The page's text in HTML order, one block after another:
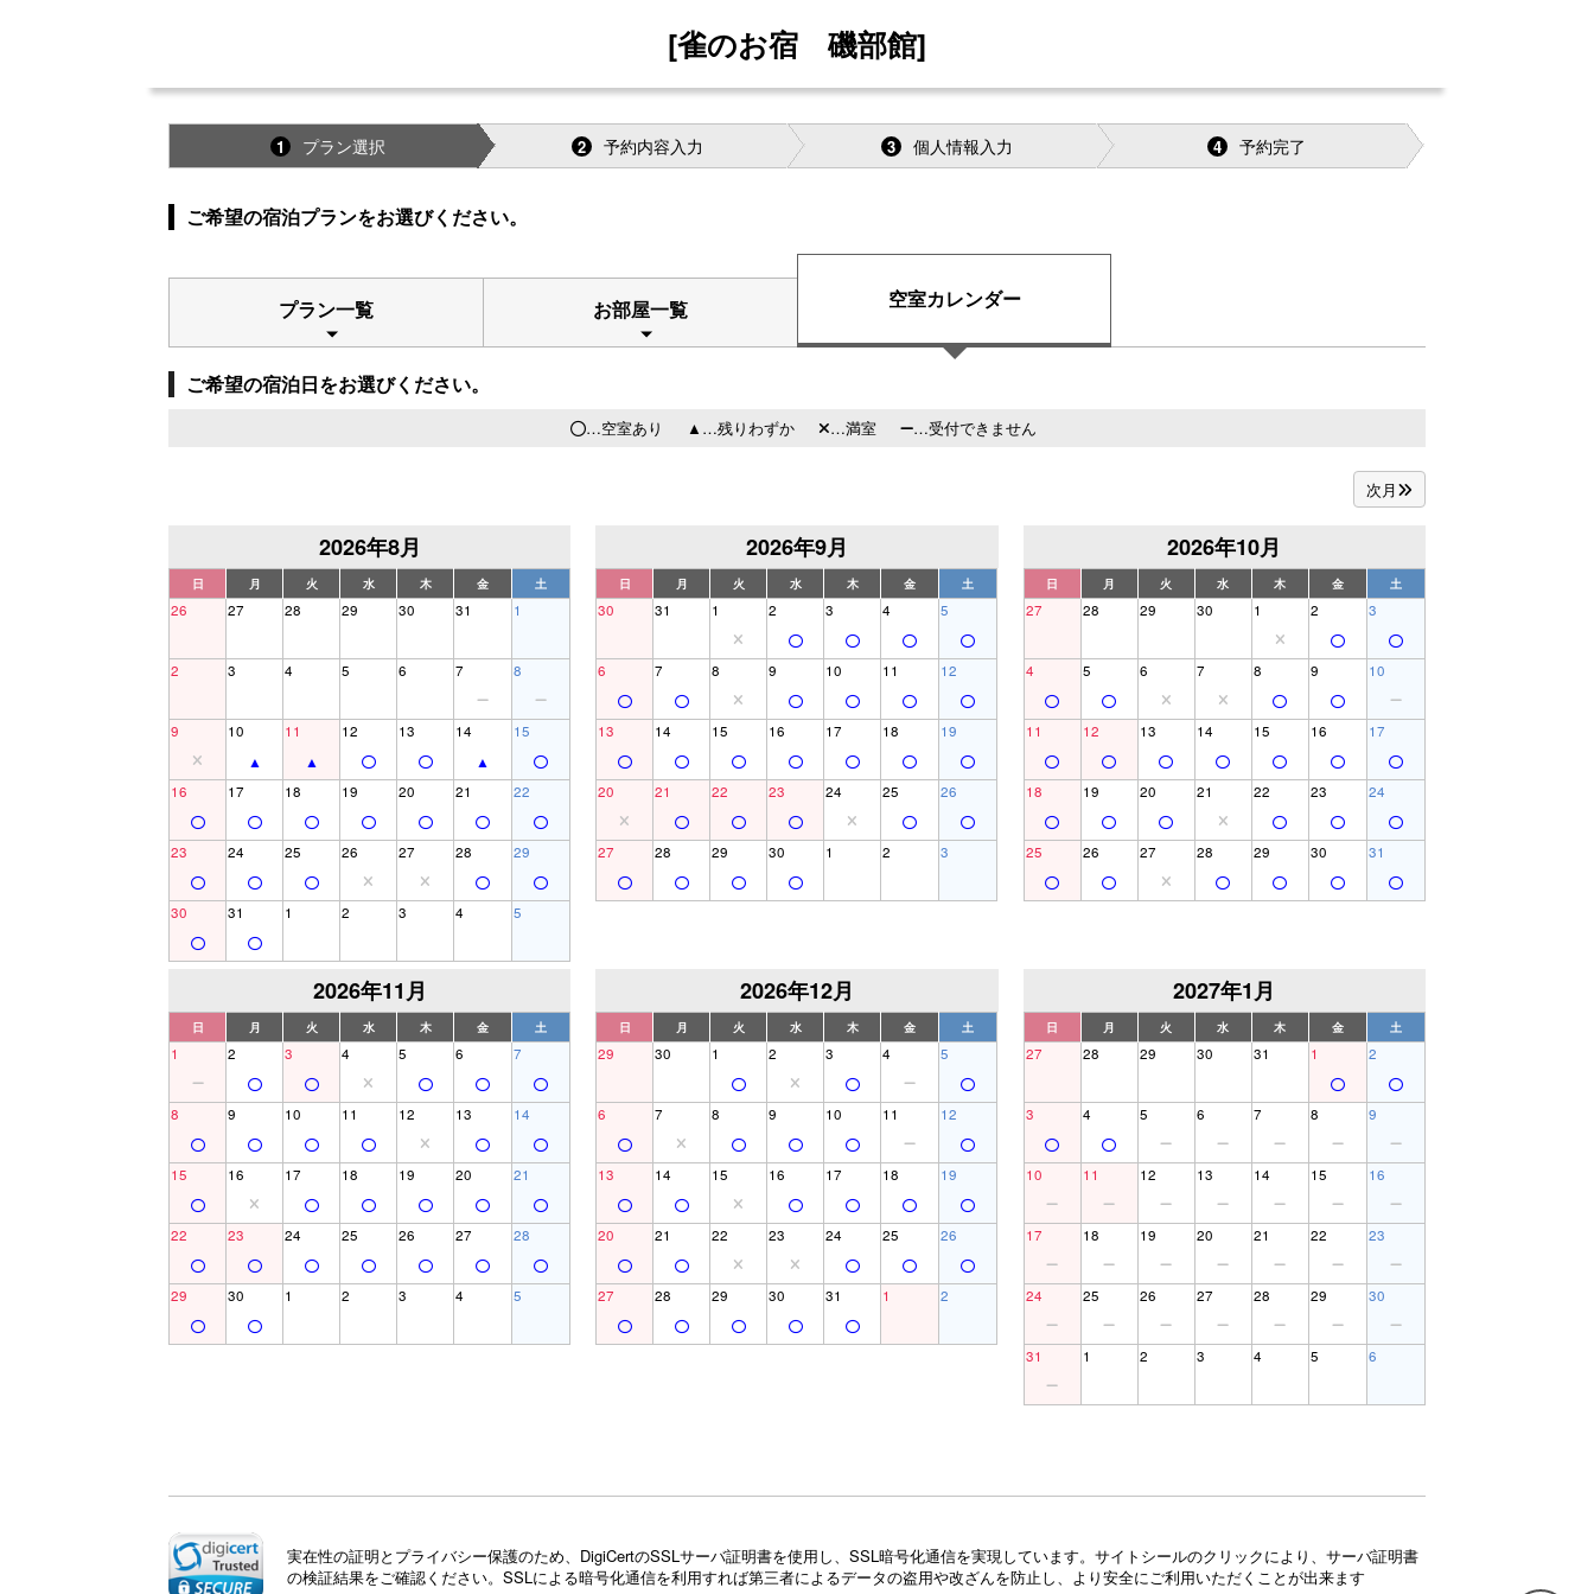
[雀のお宿 磯部館]
1 プラン選択 2 予約内容入力 3 個人情報入力 4 予約完了
ご希望の宿泊プランをお選びください。
プラン一覧 お部屋一覧 空室カレンダー
ご希望の宿泊日をお選びください。
…空室あり …残りわずか …満室 …受付できません
次月
2026年8月
日 月 火 水 木 金 土
26 27 28 29 30 31 1
2 3 4 5 6 7 8
9 10 11 12 13 14 15
16 17 18 19 20 21 22
23 24 25 26 27 28 29
30 31 1 2 3 4 5
2026年9月
日 月 火 水 木 金 土
30 31 1 2 3 4 5
6 7 8 9 10 11 12
13 14 15 16 17 18 19
20 21 22 23 24 25 26
27 28 29 30 1 2 3
2026年10月
日 月 火 水 木 金 土
27 28 29 30 1 2 3
4 5 6 7 8 9 10
11 12 13 14 15 16 17
18 19 20 21 22 23 24
25 26 27 28 29 30 31
2026年11月
日 月 火 水 木 金 土
1 2 3 4 5 6 7
8 9 10 11 12 13 14
15 16 17 18 19 20 21
22 23 24 25 26 27 28
29 30 1 2 3 4 5
2026年12月
日 月 火 水 木 金 土
29 30 1 2 3 4 5
6 7 8 9 10 11 12
13 14 15 16 17 18 19
20 21 22 23 24 25 26
27 28 29 30 31 1 2
2027年1月
日 月 火 水 木 金 土
27 28 29 30 31 1 2
3 4 5 6 7 8 9
10 11 12 13 14 15 16
17 18 19 20 21 22 23
24 25 26 27 28 29 30
31 1 2 3 4 5 6
実在性の証明とプライバシー保護のため、DigiCertのSSLサーバ証明書を使用し、SSL暗号化通信を実現しています。サイトシールのクリックにより、サーバ証明書
の検証結果をご確認ください。SSLによる暗号化通信を利用すれば第三者によるデータの盗用や改ざんを防止し、より安全にご利用いただくことが出来ます